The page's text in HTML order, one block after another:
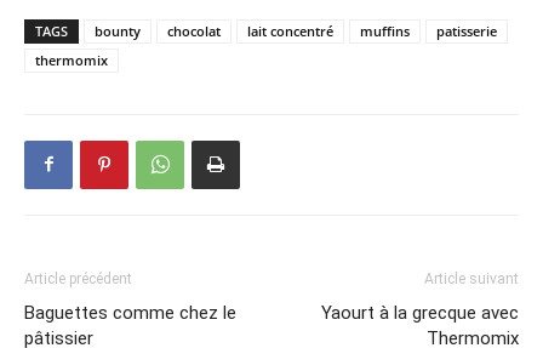
TAGS bounty chocolat lait concentré muffins
patisserie
thermomix
Article précédent
Baguettes comme chez le
pâtissier
Article suivant
Yaourt à la grecque avec
Thermomix